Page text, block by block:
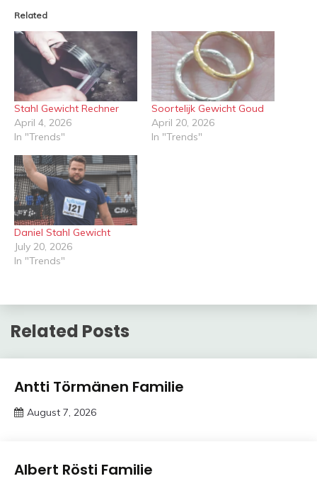
Related
Stahl Gewicht Rechner
April 4, 2026
In "Trends"
Soortelijk Gewicht Goud
April 20, 2026
In "Trends"
Daniel Stahl Gewicht
July 20, 2026
In "Trends"
Related Posts
Trends
Antti Törmänen Familie
August 7, 2026
Trends
Albert Rösti Familie